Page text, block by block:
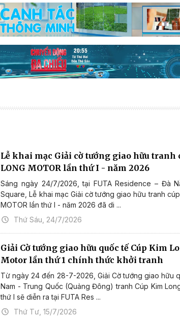
Lễ khai mạc Giải cờ tướng giao hữu tranh
LONG MOTOR lần thứ I - năm 2026
Sáng ngày 24/7/2026, tại FUTA Residence – Đà
Square, Lễ khai mạc Giải cờ tướng giao hữu tranh cúp
MOTOR lần thứ I - năm 2026 đã di ...
Thứ Sáu, 24/7/2026
Giải Cờ tướng giao hữu quốc tế Cúp Kim
Motor lần thứ 1 chính thức khởi tranh
Từ ngày 24 đến 28-7-2026, Giải Cờ tướng giao hữu
Nam - Trung Quốc (Quảng Đông) tranh Cúp Kim
thứ I sẽ diễn ra tại FUTA Res ...
Thứ Tư, 15/7/2026